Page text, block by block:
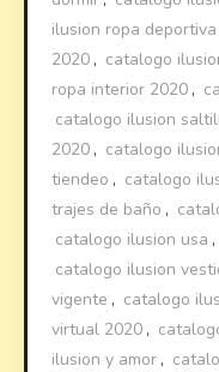
ilusion ropa deportiva
2020 , catalogo
ropa interior 2020 ,
catalogo ilusion
2020 , catalogo
tiendeo , catalogo
trajes de baño ,
catalogo ilusion usa ,
catalogo ilusion
vigente , catalogo
virtual 2020 ,
ilusion y amor ,